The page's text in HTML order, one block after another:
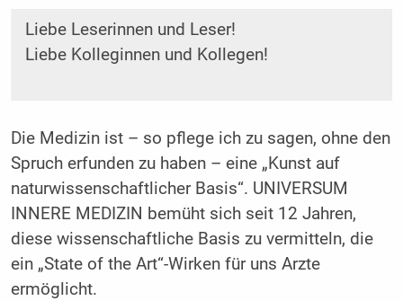
Liebe Leserinnen und Leser!
Liebe Kolleginnen und Kollegen!
Die Medizin ist – so pflege ich zu sagen, ohne den
Spruch erfunden zu haben – eine „Kunst auf
naturwissenschaftlicher Basis“. UNIVERSUM
INNERE MEDIZIN bemüht sich seit 12 Jahren,
diese wissenschaftliche Basis zu vermitteln, die
ein „State of the Art“-Wirken für uns Arzte
ermöglicht.